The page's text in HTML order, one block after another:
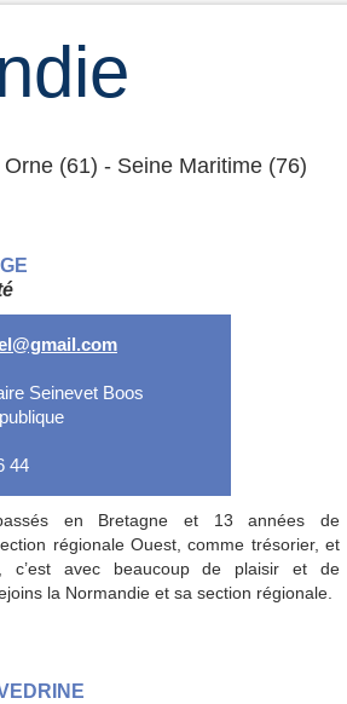
(61) - Seine Maritime (76)
Seinevet Boos
44
en Bretagne et 13 années de
régionale Ouest, comme trésorier, et
c’est avec beaucoup de plaisir et de
la Normandie et sa section régionale.